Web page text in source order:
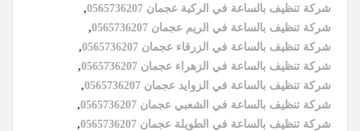
شركة تنظيف بالساعة في الركية عجمان 0565736207
,
شركة تنظيف بالساعة في الريم عجمان 0565736207
,
شركة تنظيف بالساعة في الزرقاء عجمان 0565736207
,
شركة تنظيف بالساعة في الزهراء عجمان 0565736207
,
شركة تنظيف بالساعة في الزوايد عجمان 0565736207
,
شركة تنظيف بالساعة في الشعبي عجمان 0565736207
,
شركة تنظيف بالساعة في الطويلة عجمان 0565736207
,